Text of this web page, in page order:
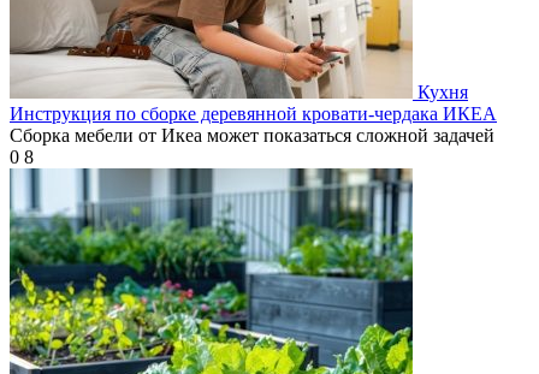
Кухня
Инструкция по сборке деревянной кровати-чердака ИКЕА
Сборка мебели от Икеа может показаться сложной задачей
0 8